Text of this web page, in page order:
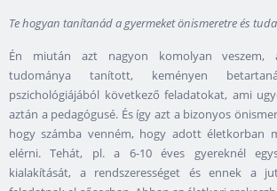
Te hogyan tanítanád a gyermeket önismeretre és
Én miután azt nagyon komolyan veszem,
tudománya tanított, keményen
pszichológiájából következő feladatokat, ami
aztán a pedagógusé. És így azt a bizonyos
hogy számba venném, hogy adott életkorban
elérni. Tehát, pl. a 6-10 éves gyereknél
kialakítását, a rendszerességet és ennek a